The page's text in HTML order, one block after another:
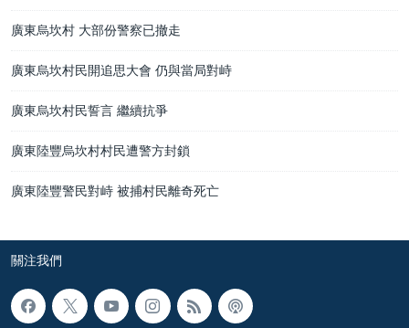
廣東烏坎村 大部份警察已撤走
廣東烏坎村民開追思大會 仍與當局對峙
廣東烏坎村民誓言 繼續抗爭
廣東陸豐烏坎村村民遭警方封鎖
廣東陸豐警民對峙 被捕村民離奇死亡
關注我們